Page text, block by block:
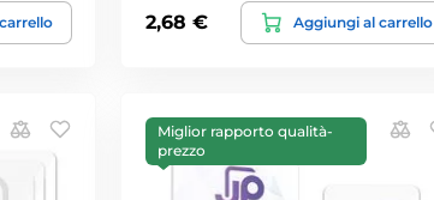
2,68 € Aggiungi al carrello
Miglior rapporto qualità-
prezzo